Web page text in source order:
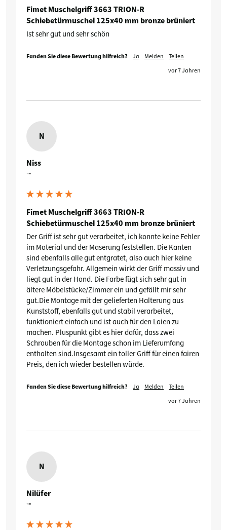
Fimet Muschelgriff 3663 TRION-R
Schiebetürmuschel 125x40 mm bronze brüniert
Ist sehr gut und sehr schön
Fanden Sie diese Bewertung hilfreich? Ja Melden
Teilen
vor 7 Jahren
N
Niss
""
Fimet Muschelgriff 3663 TRION-R
Schiebetürmuschel 125x40 mm bronze brüniert
Der Griff ist sehr gut verarbeitet, ich konnte keine Fehler
im Material und der Maserung feststellen. Die Kanten
sind ebenfalls alle gut entgratet, also auch hier keine
Verletzungsgefahr. Allgemein wirkt der Griff massiv und
liegt gut in der Hand. Die Farbe fügt sich sehr gut in
ältere Möbelstücke/Zimmer ein und gefällt mir sehr
gut.Die Montage mit der gelieferten Halterung aus
Kunststoff, ebenfalls gut und stabil verarbeitet,
funktioniert einfach und ist auch für den Laien zu
machen. Pluspunkt gibt es hier dafür, dass zwei
Schrauben für die Montage schon im Lieferumfang
enthalten sind.Insgesamt ein toller Griff für einen fairen
Preis, den ich wieder bestellen würde.
Fanden Sie diese Bewertung hilfreich? Ja Melden
Teilen
vor 7 Jahren
N
Nilüfer
""